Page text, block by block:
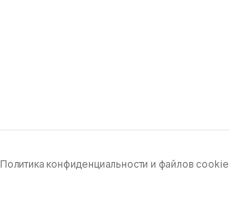
Политика конфиденциальности и файлов cookie